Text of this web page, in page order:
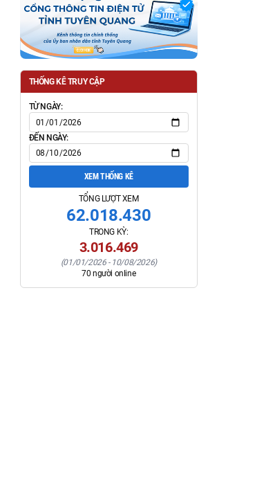
THỐNG KÊ TRUY CẬP
TỪ NGÀY:
ĐẾN NGÀY:
XEM THỐNG KÊ
TỔNG LƯỢT XEM
62.018.430
TRONG KỲ:
3.016.469
(01/01/2026- 10/08/2026)
70 người online